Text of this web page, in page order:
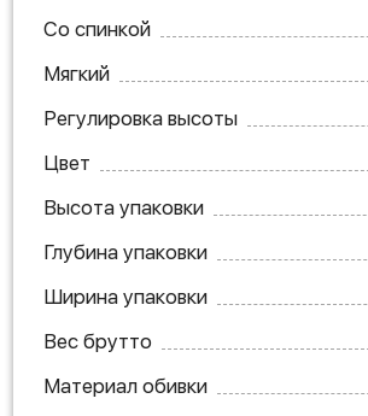
Со спинкой
Мягкий
Регулировка высоты
Цвет
Высота упаковки
Глубина упаковки
Ширина упаковки
Вес брутто
Материал обивки